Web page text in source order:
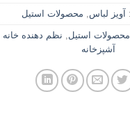
آویز لباس, محصولات استیل
محصولات استیل, نظم دهنده خانه
آشپزخانه